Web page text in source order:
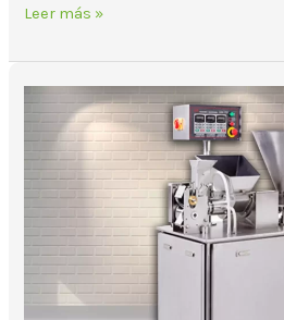
Leer más »
crear
empanadas
rápidamente?